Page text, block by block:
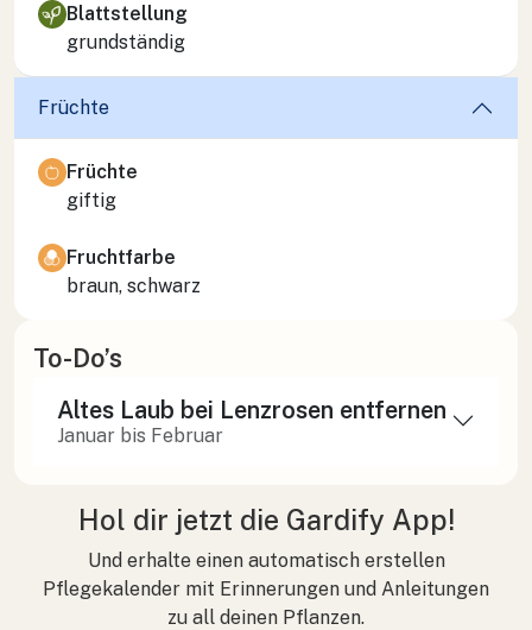
Blattstellung
grundständig
Früchte
Früchte
giftig
Fruchtfarbe
braun, schwarz
To-Do’s
Altes Laub bei Lenzrosen entfernen
Januar bis Februar
Hol dir jetzt die Gardify App!
Und erhalte einen automatisch erstellen
Pflegekalender mit Erinnerungen und Anleitungen
zu all deinen Pflanzen.